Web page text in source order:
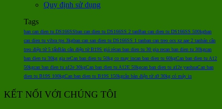
Quy định sử dụng
Tags
ban can dien tu DS166SSban can dien tu DS166SS 2 tanBan can dien tu DS166SS 500kgban
can dien tu vibra tps 3kgban can san dien tu DS166SS 1 tanban can treo ocs xz aae 2 tanbán cân
treo điện tử 5 tấnBán cân điện tử B19S giá rẻcan ban dien tu 30 gia recan ban dien tu 30kgcan
ban dien tu 30kg gia reCan ban dien tu 50kg co may incan ban dien tu 60kgCan ban dien tu A12
50kgcan ban dien tu a12e 30kgCan ban dien tu A12E 50kgcan ban dien tu a12e yaohuaCan ban
dien tu B19S 100kgCan ban dien tu B19S 150kgcân bàn điện tử a9 30kg có máy in
KẾT NỐI VỚI CHÚNG TÔI